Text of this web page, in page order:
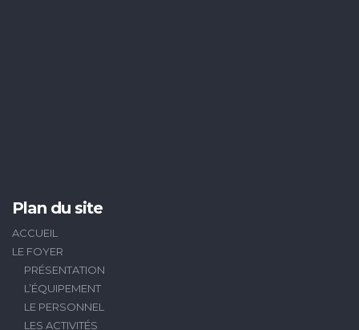
Plan du site
ACCUEIL
LE FOYER
PRÉSENTATION
L’ÉQUIPEMENT
LE PERSONNEL
LES ACTIVITÉS